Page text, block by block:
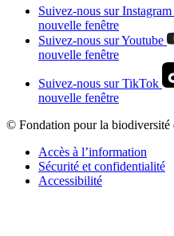
Suivez-nous sur Instagram
nouvelle fenêtre
Suivez-nous sur Youtube
nouvelle fenêtre
Suivez-nous sur TikTok
nouvelle fenêtre
© Fondation pour la biodiversité
Accès à l’information
Sécurité et confidentialité
Accessibilité